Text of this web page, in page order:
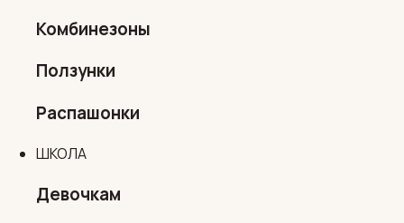
Комбинезоны
Ползунки
Распашонки
ШКОЛА
Девочкам